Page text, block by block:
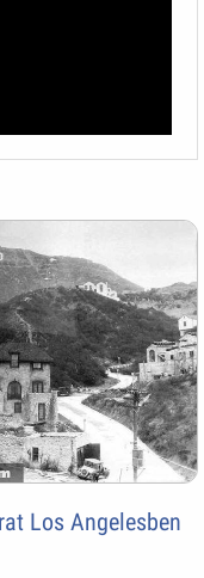
Los Angelesben